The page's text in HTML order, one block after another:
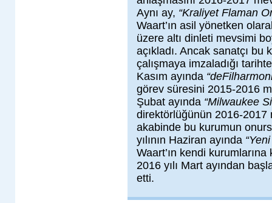
Aynı ay, “Kraliyet Flaman
Waart’ın asil yönetken
üzere altı dinleti mevsimi
açıkladı. Ancak sanatçı
çalışmaya imzaladığı
Kasım ayında
görev süresini 2015-2016
Şubat ayında “Milwaukee
direktörlüğünün 2016-2017
akabinde bu kurumun
yılının Haziran ayında
Waart’ın kendi
2016 yılı Mart ayından
etti.